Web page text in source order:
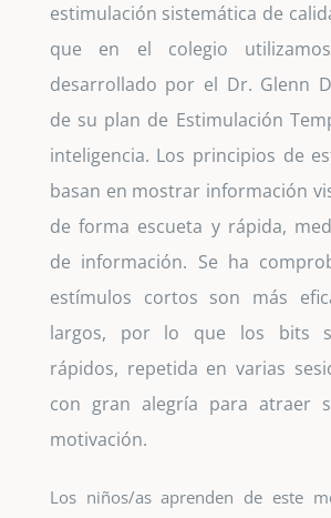
estimulación sistemática de
que en el colegio
desarrollado por el Dr. Glenn
de su plan de Estimulación
inteligencia. Los principios de
basan en mostrar información
de forma escueta y rápida,
de información. Se ha
estímulos cortos son más
largos, por lo que los bits
rápidos, repetida en varias
con gran alegría para atraer
motivación.
Los niños/as aprenden de este